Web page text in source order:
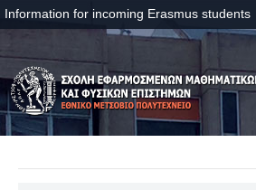
Information for incoming Erasmus students